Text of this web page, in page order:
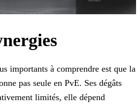
importants à comprendre est que la
pas seule en PvE. Ses dégâts
limités, elle dépend